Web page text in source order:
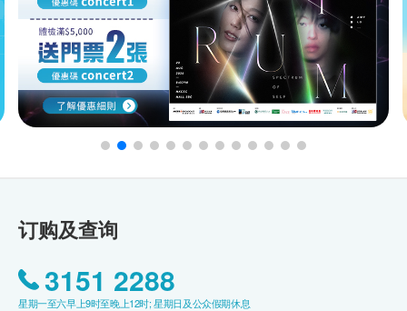
订购及查询
3151 2288
星期一至六早上9时至晚上12时; 星期日及公众假期休息